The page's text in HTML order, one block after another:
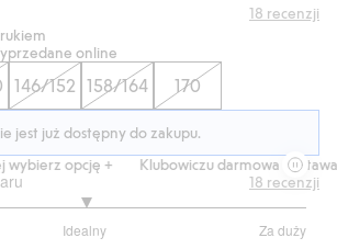
ocena: 18 recenzji
online
146/152 158/164 170
jest już dostępny do zakupu.
opcję +
Klubowiczu darmowa dostawa
Idealny Za duży
18 recenzji